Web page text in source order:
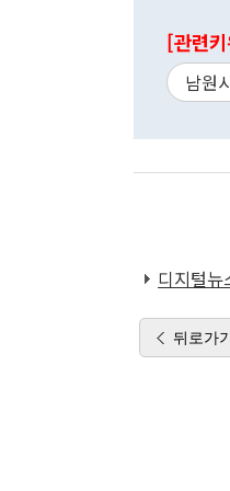
[관련
남원
디지털뉴
뒤로가